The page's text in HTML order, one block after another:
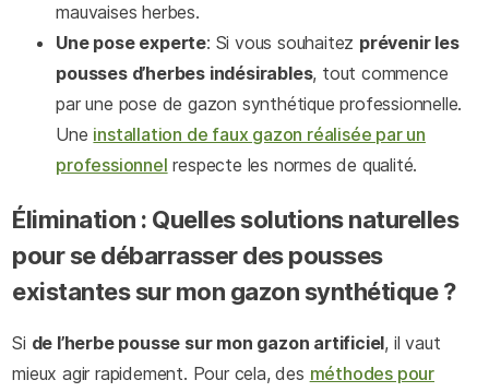
mauvaises herbes.
Une pose experte: Si vous souhaitez prévenir les
pousses d’herbes indésirables, tout commence
par une pose de gazon synthétique professionnelle.
Une installation de faux gazon réalisée par un
professionnel respecte les normes de qualité.
Élimination : Quelles solutions naturelles
pour se débarrasser des pousses
existantes sur mon gazon synthétique ?
Si de l’herbe pousse sur mon gazon artificiel, il vaut
mieux agir rapidement. Pour cela, des méthodes pour